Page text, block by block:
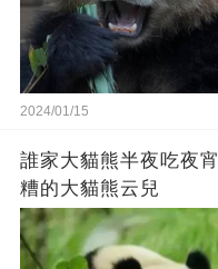
2024/01/15
誰家大貓熊半夜吃夜
糟的大貓熊云兒